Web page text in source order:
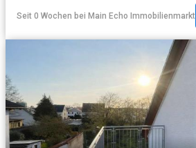
Seit 0 Wochen bei Main Echo Immobilienmarkt